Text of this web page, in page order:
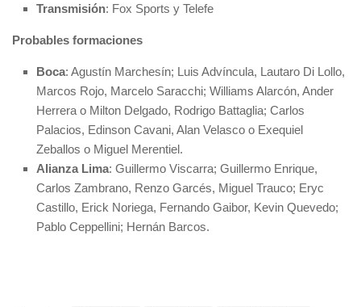
Transmisión: Fox Sports y Telefe
Probables formaciones
Boca: Agustín Marchesín; Luis Advíncula, Lautaro Di Lollo,
Marcos Rojo, Marcelo Saracchi; Williams Alarcón, Ander
Herrera o Milton Delgado, Rodrigo Battaglia; Carlos
Palacios, Edinson Cavani, Alan Velasco o Exequiel
Zeballos o Miguel Merentiel.
Alianza Lima: Guillermo Viscarra; Guillermo Enrique,
Carlos Zambrano, Renzo Garcés, Miguel Trauco; Eryc
Castillo, Erick Noriega, Fernando Gaibor, Kevin Quevedo;
Pablo Ceppellini; Hernán Barcos.